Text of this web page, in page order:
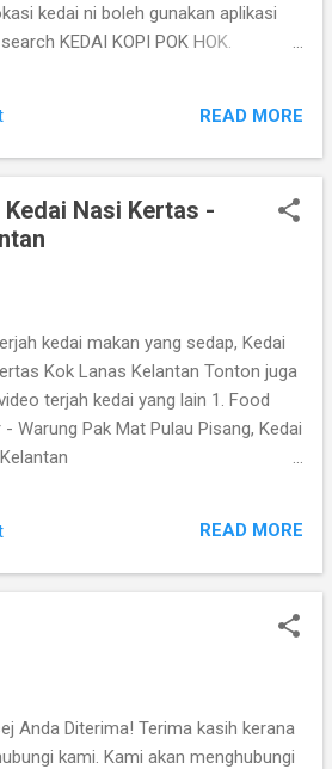
kedai ni boleh gunakan aplikasi
KEDAI KOPI POK HOK.
yang lain, klik link dibawah..
playlist?
READ MORE
Kedai Nasi Kertas -
kedai makan yang sedap, Kedai
Kok Lanas Kelantan Tonton juga
terjah kedai yang lain 1. Food
- Warung Pak Mat Pulau Pisang, Kedai
2. FOOD
- Kedai Kopi Pok Hok Tepi Sungai,
READ MORE
Anda Diterima! Terima kasih kerana
kami. Kami akan menghubungi